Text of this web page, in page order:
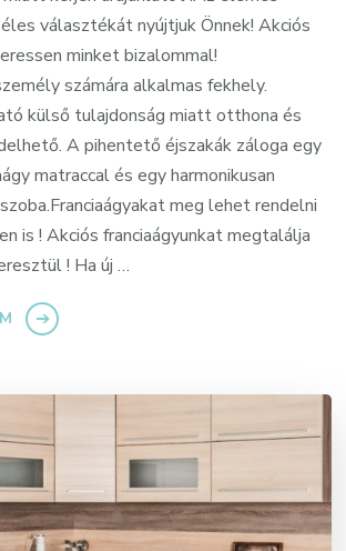
választékát nyújtjuk Önnek! Akciós
minket bizalommal!
számára alkalmas fekhely.
külső tulajdonság miatt otthona és
A pihentető éjszakák záloga egy
matraccal és egy harmonikusan
meg lehet rendelni
is ! Akciós franciaágyunkat megtalálja
! Ha új …